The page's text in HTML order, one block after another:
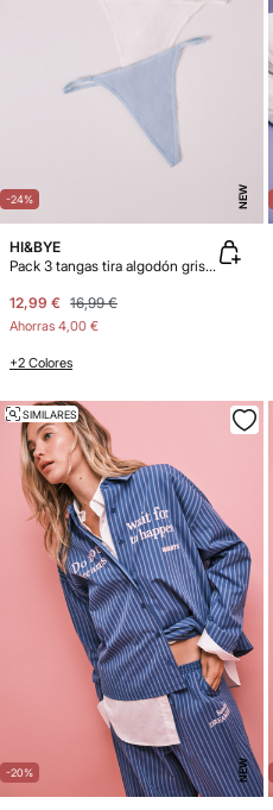
-24% NEW
HI&BYE
Pack 3 tangas tira algodón gris melange
12,99 € 16,99 €
Ahorras 4,00 €
+2 Colores
-20% NEW
SIMILARES